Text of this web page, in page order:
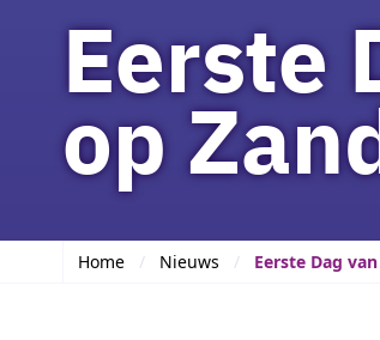
Eerste
op
Home Nieuws Eerste Dag